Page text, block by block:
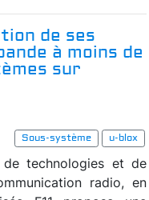
de ses
à moins de
sur
Sous-système
u-blox
de technologies et de
radio, en